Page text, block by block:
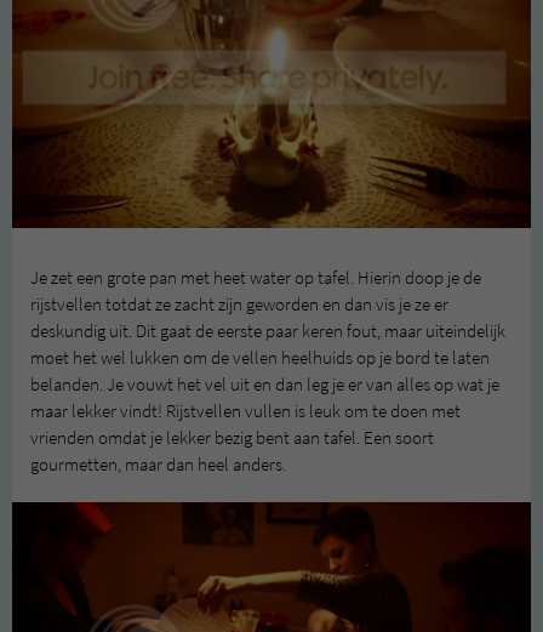
Je zet een grote pan met heet water op tafel. Hierin doop je de
rijstvellen totdat ze zacht zijn geworden en dan vis je ze er
deskundig uit. Dit gaat de eerste paar keren fout, maar uiteindelijk
moet het wel lukken om de vellen heelhuids op je bord te laten
belanden. Je vouwt het vel uit en dan leg je er van alles op wat je
maar lekker vindt! Rijstvellen vullen is leuk om te doen met
vrienden omdat je lekker bezig bent aan tafel. Een soort
gourmetten, maar dan heel anders.